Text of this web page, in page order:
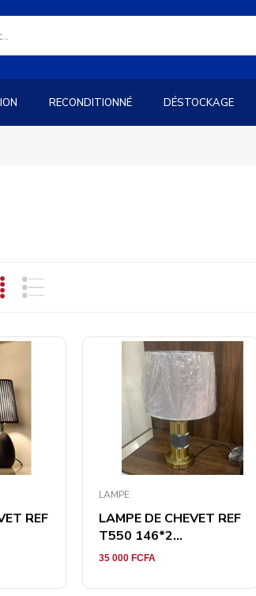
RECONDITIONNÉ DÉSTOCKAGE
REF
LAMPE
LAMPE DE CHEVET REF
T550 146*2...
35 000 FCFA